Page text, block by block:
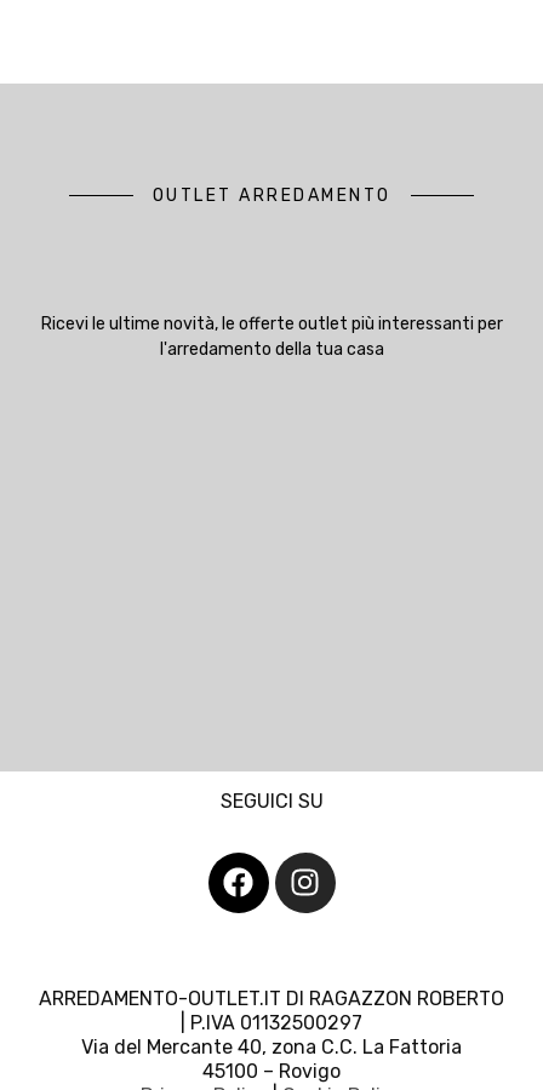
OUTLET ARREDAMENTO
Ricevi le ultime novità, le offerte outlet più interessanti per
l'arredamento della tua casa
SEGUICI SU
ARREDAMENTO-OUTLET.IT DI RAGAZZON ROBERTO
| P.IVA 01132500297
Via del Mercante 40, zona C.C. La Fattoria
45100 – Rovigo